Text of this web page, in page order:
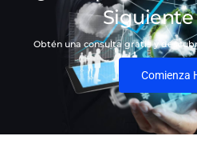
Siguiente
Obtén una consulta gratis y
Comienza